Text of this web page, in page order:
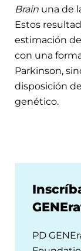
Brain una de
Estos
estimación
con una
Parkinson,
disposición
genético.
PD